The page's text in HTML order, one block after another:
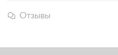
Отзывы